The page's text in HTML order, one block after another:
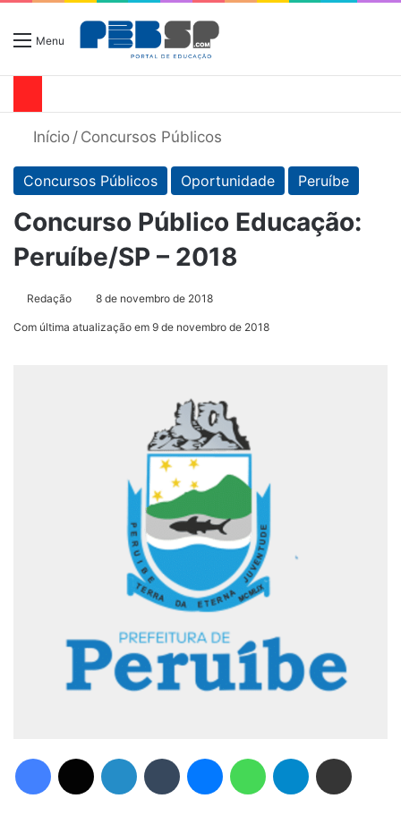
Menu
Início / Concursos Públicos
Concursos Públicos Oportunidade Peruíbe
Concurso Público Educação:
Peruíbe/SP – 2018
Redação 8 de novembro de 2018
Com última atualização em 9 de novembro de 2018